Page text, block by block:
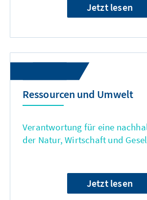
Jetzt lesen
Ressourcen und Umwelt
Verantwortung für eine
der Natur, Wirtschaft und
Jetzt lesen